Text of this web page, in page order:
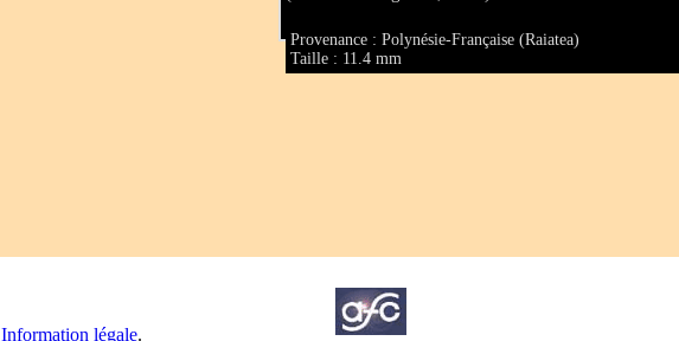
Provenance : Polynésie-Française (Raiatea)
Taille : 11.4 mm
Information légale.